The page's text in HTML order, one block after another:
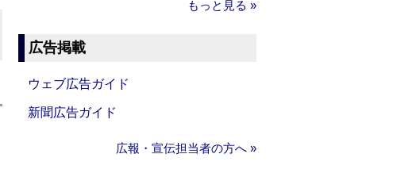
もっと見る »
広告掲載
ウェブ広告ガイド
新聞広告ガイド
広報・宣伝担当者の方へ »